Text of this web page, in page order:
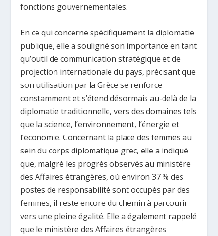
fonctions gouvernementales.
En ce qui concerne spécifiquement la diplomatie
publique, elle a souligné son importance en tant
qu’outil de communication stratégique et de
projection internationale du pays, précisant que
son utilisation par la Grèce se renforce
constamment et s’étend désormais au-delà de la
diplomatie traditionnelle, vers des domaines tels
que la science, l’environnement, l’énergie et
l’économie. Concernant la place des femmes au
sein du corps diplomatique grec, elle a indiqué
que, malgré les progrès observés au ministère
des Affaires étrangères, où environ 37 % des
postes de responsabilité sont occupés par des
femmes, il reste encore du chemin à parcourir
vers une pleine égalité. Elle a également rappelé
que le ministère des Affaires étrangères